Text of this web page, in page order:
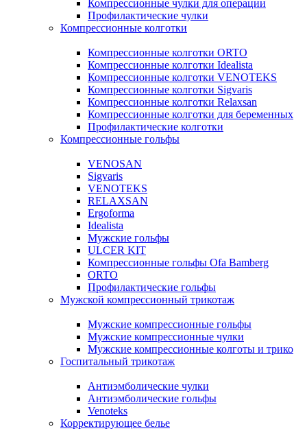
Компрессионные чулки для операции
Профилактические чулки
Компрессионные колготки
Компрессионные колготки ORTO
Компрессионные колготки Idealista
Компрессионные колготки VENOTEKS
Компрессионные колготки Sigvaris
Компрессионные колготки Relaxsan
Компрессионные колготки для беременных
Профилактические колготки
Компрессионные гольфы
VENOSAN
Sigvaris
VENOTEKS
RELAXSAN
Ergoforma
Idealista
Мужские гольфы
ULCER KIT
Компрессионные гольфы Ofa Bamberg
ORTO
Профилактические гольфы
Мужской компрессионный трикотаж
Мужские компрессионные гольфы
Мужские компрессионные чулки
Мужские компрессионные колготы и трико
Госпитальный трикотаж
Антиэмболические чулки
Антиэмболические гольфы
Venoteks
Корректирующее белье